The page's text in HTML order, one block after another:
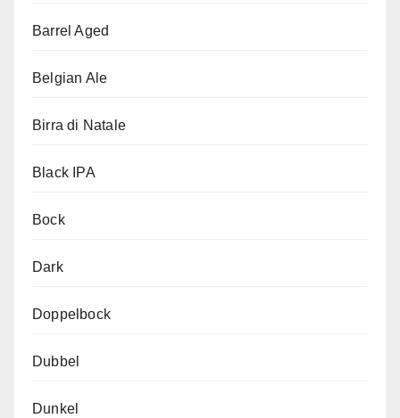
Barrel Aged
Belgian Ale
Birra di Natale
Black IPA
Bock
Dark
Doppelbock
Dubbel
Dunkel